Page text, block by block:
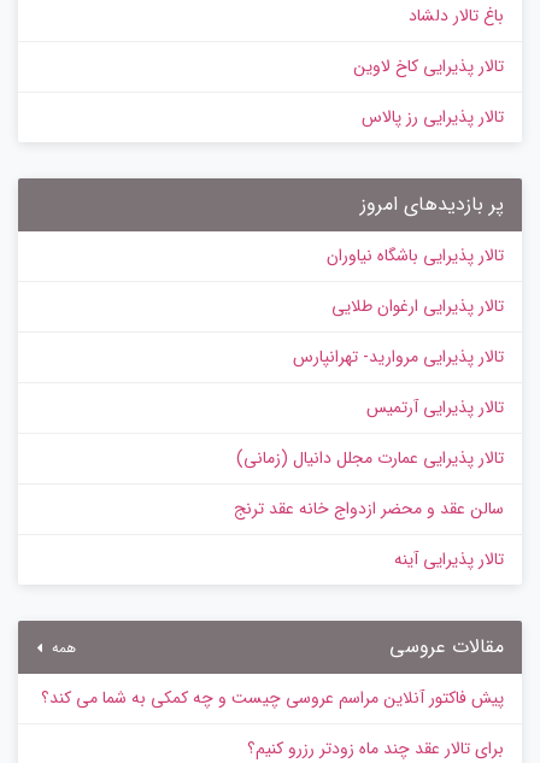
باغ تالار دلشاد
تالار پذیرایی کاخ لاوین
تالار پذیرایی رز پالاس
پر بازدیدهای امروز
تالار پذیرایی باشگاه نیاوران
تالار پذیرایی ارغوان طلایی
تالار پذیرایی مروارید- تهرانپارس
تالار پذیرایی آرتمیس
تالار پذیرایی عمارت مجلل دانیال (زمانی)
سالن عقد و محضر ازدواج خانه عقد ترنج
تالار پذیرایی آینه
مقالات عروسی همه
پیش‌ فاکتور آنلاین مراسم عروسی چیست و چه کمکی به شما می کند؟
برای تالار عقد چند ماه زودتر رزرو کنیم؟